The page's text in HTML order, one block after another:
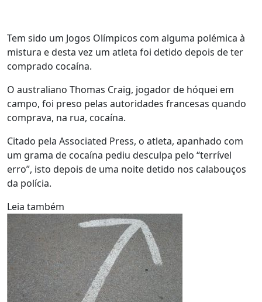
Tem sido um Jogos Olímpicos com alguma polémica à
mistura e desta vez um atleta foi detido depois de ter
comprado cocaína.
O australiano Thomas Craig, jogador de hóquei em
campo, foi preso pelas autoridades francesas quando
comprava, na rua, cocaína.
Citado pela Associated Press, o atleta, apanhado com
um grama de cocaína pediu desculpa pelo “terrível
erro”, isto depois de uma noite detido nos calabouços
da polícia.
Leia também